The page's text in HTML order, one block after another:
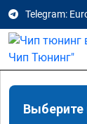
Telegram:
Выберите